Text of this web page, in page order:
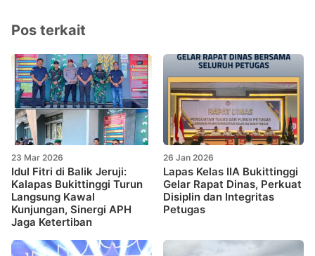
Pos terkait
23 Mar 2026
Idul Fitri di Balik Jeruji:
Kalapas Bukittinggi Turun
Langsung Kawal
Kunjungan, Sinergi APH
Jaga Ketertiban
26 Jan 2026
Lapas Kelas IIA Bukittinggi
Gelar Rapat Dinas, Perkuat
Disiplin dan Integritas
Petugas